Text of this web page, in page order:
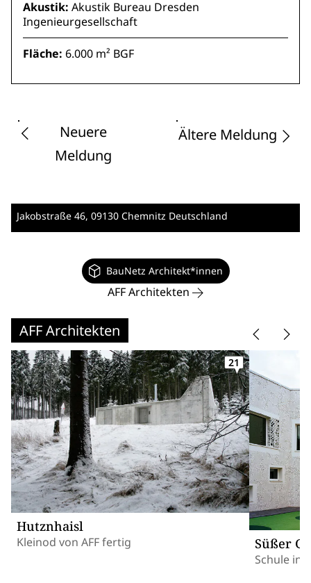
Akustik: Akustik Bureau Dresden
Ingenieurgesellschaft
Fläche: 6.000 m² BGF
Neuere
Meldung
Ältere Meldung
Jakobstraße 46, 09130 Chemnitz Deutschland
BauNetz Architekt*innen
AFF Architekten
AFF Architekten
Hutznhaisl
Kleinod von AFF fertig
21
Süßer
Schule in